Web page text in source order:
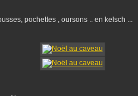
pochettes , oursons .. en kelsch ...